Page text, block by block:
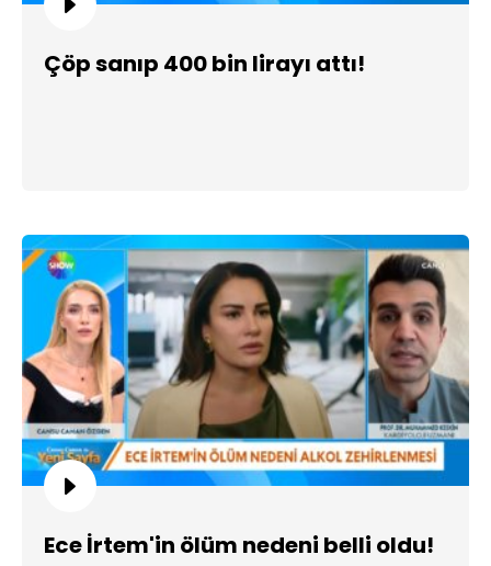
Çöp sanıp 400 bin lirayı attı!
Ece İrtem'in ölüm nedeni belli oldu!